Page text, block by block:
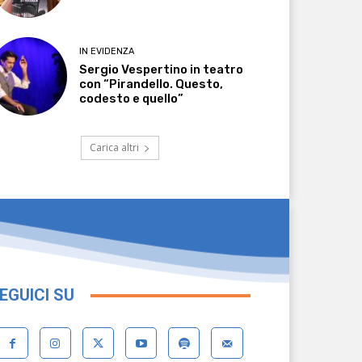
IN EVIDENZA
Sergio Vespertino in teatro
con “Pirandello. Questo,
codesto e quello”
Carica altri
SU